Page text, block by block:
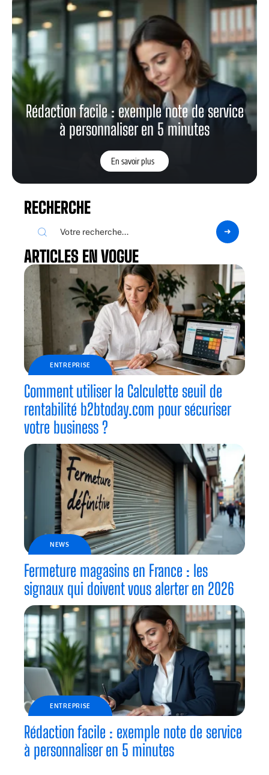
Rédaction facile : exemple note de service
à personnaliser en 5 minutes
En savoir plus
RECHERCHE
ARTICLES EN VOGUE
ENTREPRISE
Comment utiliser la Calculette seuil de
rentabilité b2btoday.com pour sécuriser
votre business ?
NEWS
Fermeture magasins en France : les
signaux qui doivent vous alerter en 2026
ENTREPRISE
Rédaction facile : exemple note de service
à personnaliser en 5 minutes